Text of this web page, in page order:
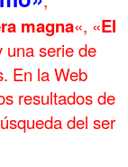
magna«, «El
una serie de
En la Web
resultados de
del ser